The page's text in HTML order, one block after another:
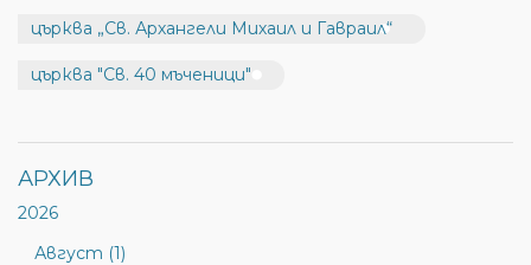
църква „Св. Архангели Михаил и Гавраил“
църква "Св. 40 мъченици"
АРХИВ
2026
Август (1)